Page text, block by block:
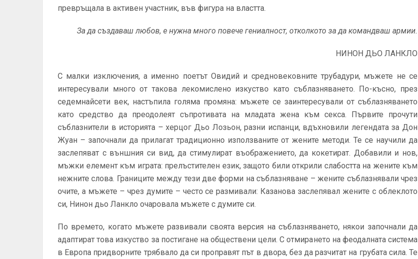
превръща­ла в активен участник, във фигура на властта.
За да създаваш любов, е нужна много повече гениалност, отколкото за да командваш армии.
НИНОН ДЬО ЛАНКЛО
С малки изключения, а именно по­етът Овидий и средновековните тру­бадури, мъжете не се
интересували много от такова лекомислено изкуство като съблазняването. По-късно, през
седемнайсети век, настъпила голяма промяна: мъжете се заинтересували от съблазняването
като средство да пре­одолеят съпротивата на младата жена към секса. Първите прочути
съблазни­тели в историята – херцог Дьо Лозьон, разни испанци, вдъхновили легендата за Дон
Жуан – започнали да прилагат традиционно използваните от жените методи. Те се научили да
заслепяват с външния си вид, да стимулират въобра­жението, да кокетират. Добавили и нов,
мъжки елемент към играта: прелъстителен език, защото били открили слабостта на жените към
нежните сло­ва. Границите между тези две форми на съблазняване – жените съблазнявали чрез
очите, а мъжете – чрез думите – често се размивали: Казанова заслепя­вал жените с облеклото
си, Нинон дьо Ланкло очаровала мъжете с думите си.
По времето, когато мъжете раз­вивали своята версия на съблазняване­то, някои започнали да
адаптират това изкуство за постигане на обществени цели. С отмирането на феодалната система
в Европа придворните трябвало да си проправят път в двора, без да раз­читат на грубата сила. Те